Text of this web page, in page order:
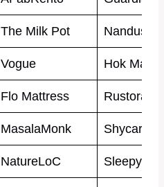
The Milk Pot Nandus
Vogue Hok
Flo Mattress
MasalaMonk Shycart
NatureLoC